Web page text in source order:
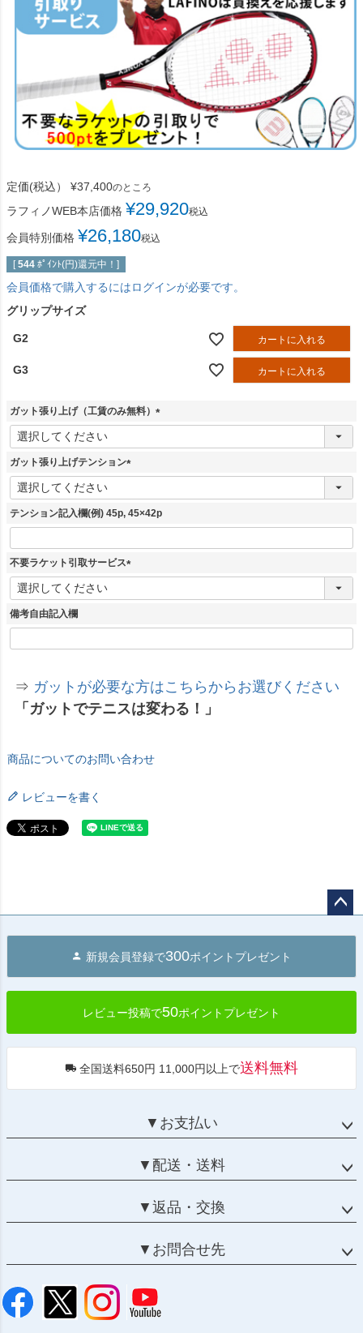
定価(税込） ¥37,400のところ
ラフィノWEB本店価格 ¥29,920税込
会員特別価格 ¥26,180税込
[ 544 ﾎﾟｲﾝﾄ(円)還元中！]
会員価格で購入するにはログインが必要です。
グリップサイズ
G2 カートに入れる
G3 カートに入れる
ガット張り上げ（工賃のみ無料）
(
ガット張り上げテンション
(
須
テンション記入欄(例) 45p, 45×42p
不要ラケット引取サービス
(
備考自由記入欄
⇒ ガットが必要な方はこちらからお選びください
「ガットでテニスは変わる！」
商品についてのお問い合わせ
レビューを書く
へ
新規会員登録で300ポイントプレゼント
レビュー投稿で50ポイントプレゼント
全国送料650円 11,000円以上で送料無料
▼お支払い
▼配送・送料
▼返品・交換
▼お問合せ先